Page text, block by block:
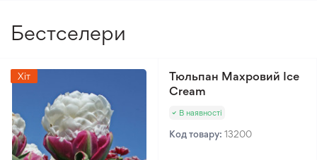
Бестселери
Хіт
Тюльпан Махровий Ice
Cream
В наявності
Код товару: 13200